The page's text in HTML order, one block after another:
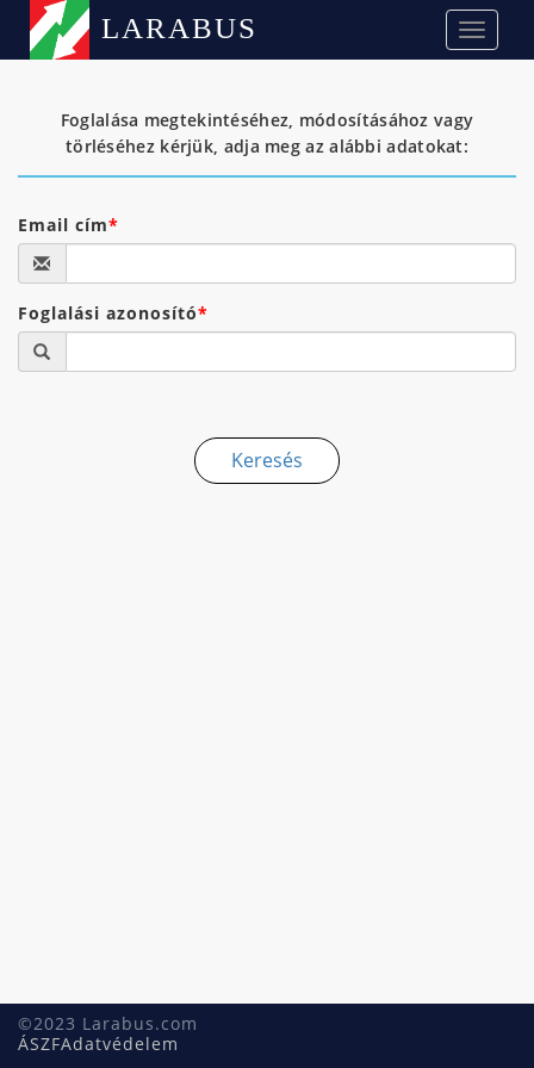
LARABUS
Foglalása megtekintéséhez, módosításához vagy
törléséhez kérjük, adja meg az alábbi adatokat:
Email cím
Foglalási azonosító
Keresés
©2023 Larabus.com
ÁSZFAdatvédelem